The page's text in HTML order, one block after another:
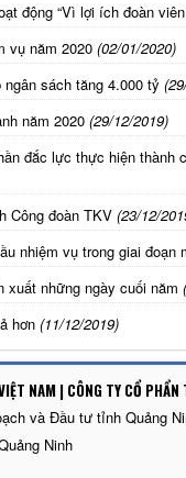
động “Vì lợi ích đoàn
vụ năm 2020 (02/01/2020)
sách tăng 4.000 tỷ
năm 2020 (29/12/2019)
đắc lực thực hiện
Công đoàn TKV (23/12/
nhiệm vụ trong giai đoạn
xuất những ngày cuối năm
hơn (11/12/2019)
NAM | CÔNG TY CỔ
và Đầu tư tỉnh Quảng
Ninh